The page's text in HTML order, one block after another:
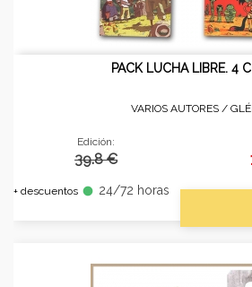
PACK LUCHA LIBRE. 4
VARIOS AUTORES /
Edición:
39.8 €
+ descuentos fiber_manual_record 24/72 horas